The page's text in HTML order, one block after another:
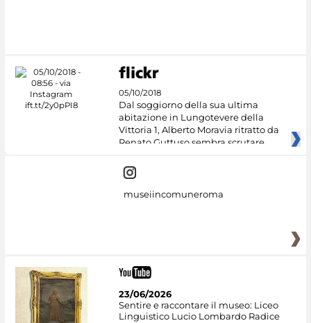
05/10/2018
Dal soggiorno della sua ultima
abitazione in Lungotevere della
Vittoria 1, Alberto Moravia ritratto da
Renato Guttuso sembra scrutare
museiincomuneroma
23/06/2026
Sentire e raccontare il museo: Liceo
Linguistico Lucio Lombardo Radice